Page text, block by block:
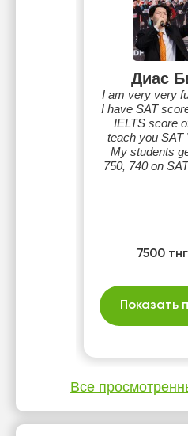
Диас
I am very very
I have SAT
IELTS score
teach you SAT
My students
750, 740 on
7500
Показать
Все